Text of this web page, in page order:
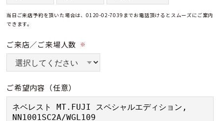
当日ご来店予約を頂いた場合は、0120-02-7039までお電話頂けるとスムーズにご案内
できます。
ご来店／ご来場人数 ※
ご希望内容 （任意）